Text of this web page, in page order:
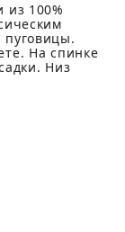
из 100%
пуговицы.
На спинке
Низ